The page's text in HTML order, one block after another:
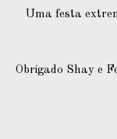
Uma festa
Obrigado Shay e